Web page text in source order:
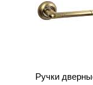
Ручки